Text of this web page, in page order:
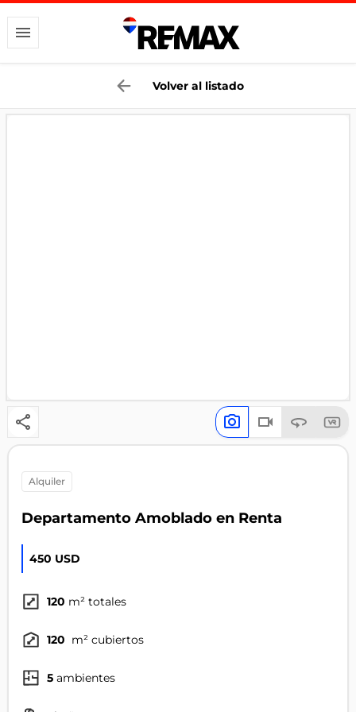
Volver al listado
alquiler
Departamento Amoblado en Renta
450 USD
120 m² totales
120 m² cubiertos
5 ambientes